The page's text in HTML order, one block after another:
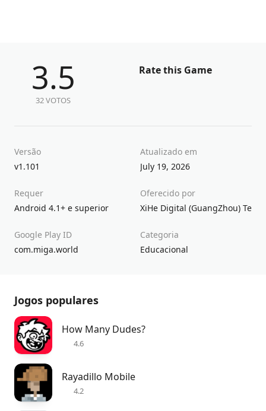
3.5
32 VOTOS
Rate this Game
Versão
v1.101
Atualizado em
July 19, 2026
Requer
Android 4.1+ e superior
Oferecido por
XiHe Digital (GuangZhou)
Google Play ID
com.miga.world
Categoria
Educacional
Jogos populares
How Many Dudes?
4.6
Rayadillo Mobile
4.2